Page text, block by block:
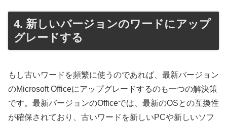
4. 新しいバージョンのワードにアップ
グレードする
もし古いワードを頻繁に使うのであれば、最新バージョン
のMicrosoft Officeにアップグレードするのも一つの解決策
です。最新バージョンのOfficeでは、最新のOSとの互換性
が確保されており、古いワードを新しいPCや新しいソフ